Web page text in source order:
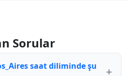
Sorular
saat diliminde şu